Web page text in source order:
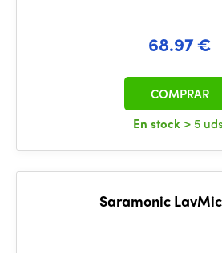
68.97 €
En stock > 5
COMPRAR
Saramonic